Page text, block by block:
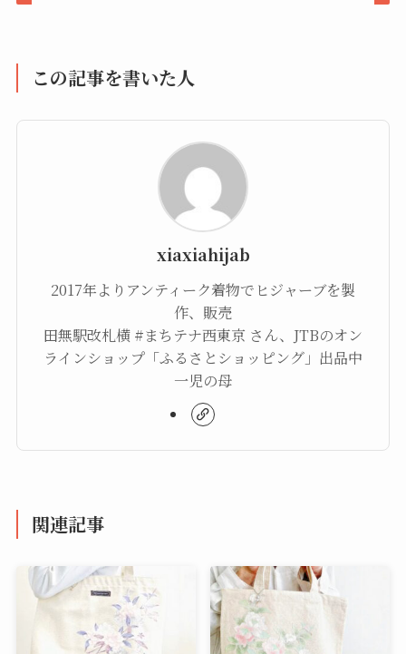
この記事を書いた人
xiaxiahijab
2017年よりアンティーク着物でヒジャーブを製
作、販売
田無駅改札横 #まちテナ西東京 さん、JTBのオン
ラインショップ「ふるさとショッピング」出品中
一児の母
関連記事